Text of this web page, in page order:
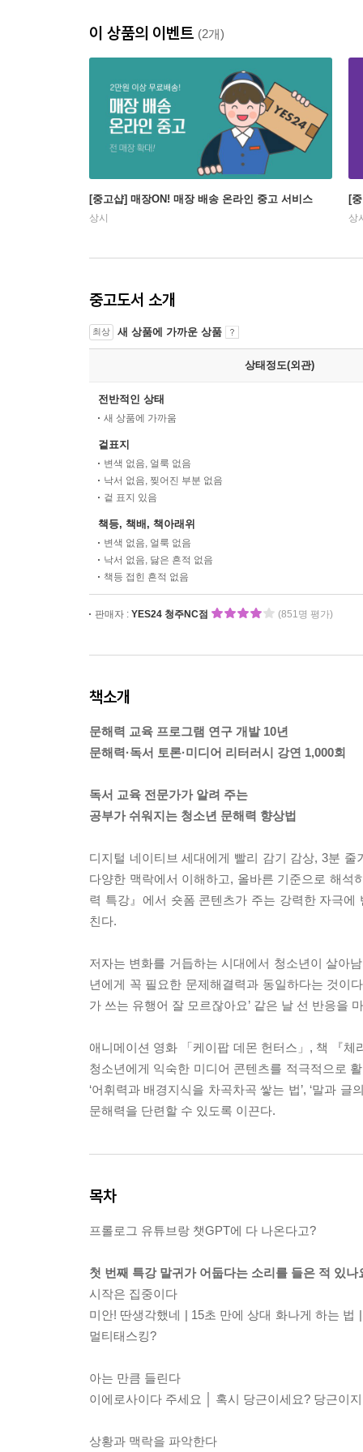
이 상품의 이벤트 (2개)
[중고샵] 매장ON! 매장 배송 온라인 중고 서비스
상시
[
상
중고도서 소개
최상 새 상품에 가까운 상품
상태정도(외관)
전반적인 상태
새 상품에 가까움
겉표지
변색 없음, 얼룩 없음
낙서 없음, 찢어진 부분 없음
겉 표지 있음
책등, 책배, 책아래위
변색 없음, 얼룩 없음
낙서 없음, 닳은 흔적 없음
책등 접힌 흔적 없음
판매자 : YES24 청주NC점 (851명 평가)
책소개
문해력 교육 프로그램 연구 개발 10년
문해력·독서 토론·미디어 리터러시 강연 1,000회
독서 교육 전문가가 알려 주는
공부가 쉬워지는 청소년 문해력 향상법
디지털 네이티브 세대에게 빨리 감기 감상, 3분
다양한 맥락에서 이해하고, 올바른 기준으로 해
력 특강』에서 숏폼 콘텐츠가 주는 강력한 자극에
친다.
저자는 변화를 거듭하는 시대에서 청소년이 살아
년에게 꼭 필요한 문제해결력과 동일하다는 것이
가 쓰는 유행어 잘 모르잖아요’ 같은 날 선 반응을
애니메이션 영화 「케이팝 데몬 헌터스」, 책 『체
청소년에게 익숙한 미디어 콘텐츠를 적극적으로
‘어휘력과 배경지식을 차곡차곡 쌓는 법’, ‘말과
문해력을 단련할 수 있도록 이끈다.
목차
프롤로그 유튜브랑 챗GPT에 다 나온다고?
첫 번째 특강 말귀가 어둡다는 소리를 들은 적 있나
시작은 집중이다
미안! 딴생각했네 | 15초 만에 상대 화나게 하는
멀티태스킹?
아는 만큼 들린다
이에로사이다 주세요 │ 혹시 당근이세요? 당근이
상황과 맥락을 파악한다